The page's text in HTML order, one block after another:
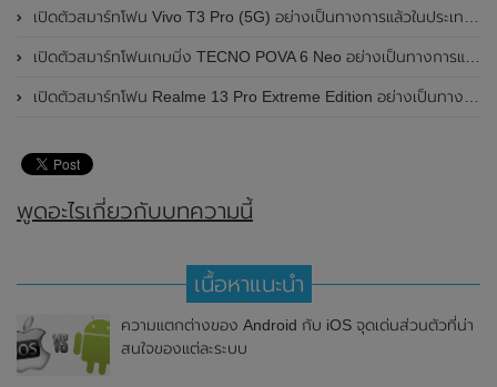
เปิดตัวสมาร์ทโฟน Vivo T3 Pro (5G) อย่างเป็นทางการแล้วในประเทศอินเดีย
เปิดตัวสมาร์ทโฟนเกมมิ่ง TECNO POVA 6 Neo อย่างเป็นทางการแล้วในประเทศไทย ในราคา 8,499 บาท
เปิดตัวสมาร์ทโฟน Realme 13 Pro Extreme Edition อย่างเป็นทางการแล้วในประเทศจีน
พูดอะไรเกี่ยวกับบทความนี้
เนื้อหาแนะนำ
ความแตกต่างของ Android กับ iOS จุดเด่นส่วนตัวที่น่า
สนใจของแต่ละระบบ